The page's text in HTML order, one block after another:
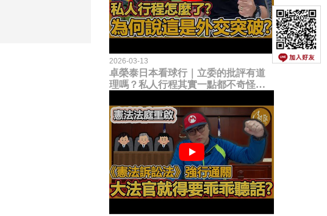
2026-03-13
卓榮泰日本看球行｜立委的批評有道
理嗎？私人行程其實一點都不奇怪？